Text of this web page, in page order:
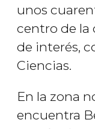
unos
centro de la
de interés,
Ciencias.
En la zona
encuentra